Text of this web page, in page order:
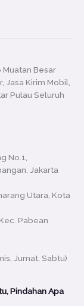
Muatan Besar
Jasa Kirim Mobil,
Pulau Seluruh
No.1,
Jakarta
Utara, Kota
Pabean
Jumat, Sabtu)
Pindahan Apa